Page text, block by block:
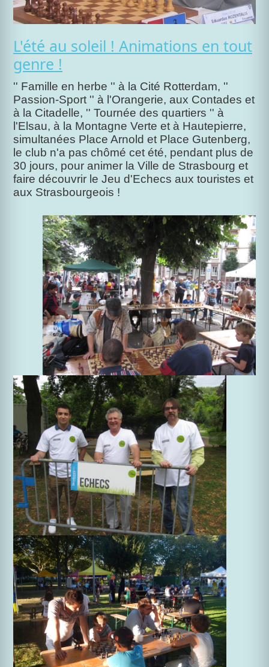
L'été au soleil ! Animations en tout
genre !
'' Famille en herbe '' à la Cité Rotterdam, ''
Passion-Sport '' à l'Orangerie, aux Contades et
à la Citadelle, '' Tournée des quartiers '' à
l'Elsau, à la Montagne Verte et à Hautepierre,
simultanées Place Arnold et Place Gutenberg,
le club n'a pas chômé cet été, pendant plus de
30 jours, pour animer la Ville de Strasbourg et
faire découvrir le Jeu d'Echecs aux touristes et
aux Strasbourgeois !